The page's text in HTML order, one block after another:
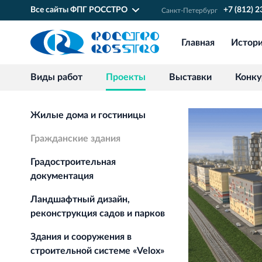
Все сайты ФПГ РОССТРО Санкт‐Петербург +7 (812)
Главная
Виды работ Проекты Выставки
Жилые дома и гостиницы
Гражданские здания
Градостроительная
документация
Ландшафтный дизайн,
реконструкция садов и парков
Здания и сооружения в
строительной системе «Velox»